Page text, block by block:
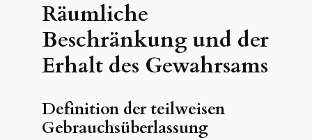
Räumliche
Beschränkung und der
Erhalt des Gewahrsams
Definition der teilweisen
Gebrauchsüberlassung